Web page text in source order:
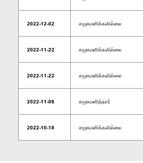
2022-12-02 சமூகமளிக்கவில்லை
2022-11-22 சமூகமளிக்கவில்லை
2022-11-22 சமூகமளிக்கவில்லை
2022-11-08 சமூகமளித்தார்
2022-10-18 சமூகமளிக்கவில்லை